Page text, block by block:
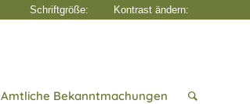
Amtliche Bekanntmachungen